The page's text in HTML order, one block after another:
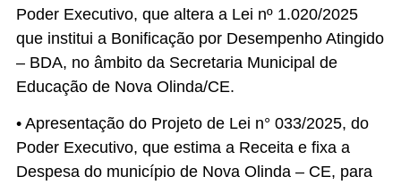
Poder Executivo, que altera a Lei nº 1.020/2025
que institui a Bonificação por Desempenho Atingido
– BDA, no âmbito da Secretaria Municipal de
Educação de Nova Olinda/CE.
• Apresentação do Projeto de Lei n° 033/2025, do
Poder Executivo, que estima a Receita e fixa a
Despesa do município de Nova Olinda – CE, para